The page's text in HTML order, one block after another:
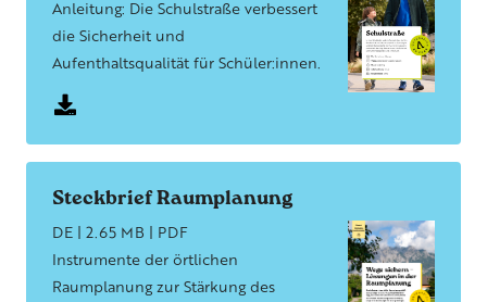
Anleitung: Die Schulstraße verbessert
die Sicherheit und
Aufenthaltsqualität für Schüler:innen.
Steckbrief Raumplanung
DE | 2.65 MB | PDF
Instrumente der örtlichen
Raumplanung zur Stärkung des